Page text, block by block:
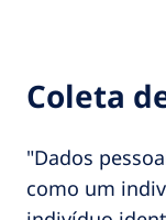
Coleta
"Dados
como um